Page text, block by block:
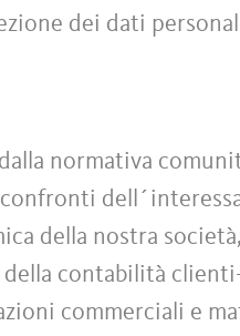
dei dati
normativa
della nostra
della contabilità
commerciali e